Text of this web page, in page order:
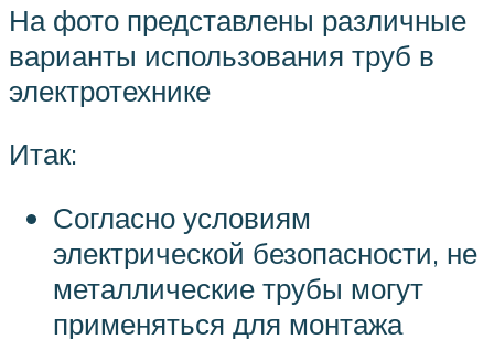
На фото представлены различные
варианты использования труб в
электротехнике
Итак:
Согласно условиям
электрической безопасности, не
металлические трубы могут
применяться для монтажа